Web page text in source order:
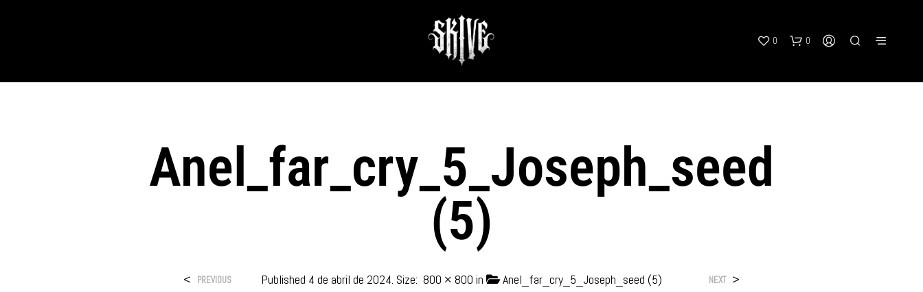
0 0
Anel_far_cry_5_Joseph_seed
(5)
Published 4 de abril de 2024. Size: 800 × 800 in Anel_far_cry_5_Joseph_seed (5)
< PREVIOUS NEXT >